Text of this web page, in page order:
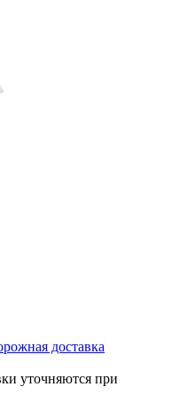
доставка
уточняются при